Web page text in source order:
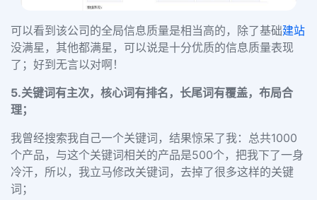
可以看到该公司的全局信息质量是相当高的，除了基础建站
没满星，其他都满星，可以说是十分优质的信息质量表现
了；好到无言以对啊！
5.关键词有主次，核心词有排名，长尾词有覆盖，布局合
理；
我曾经搜索我自己一个关键词，结果惊呆了我：总共1000
个产品，与这个关键词相关的产品是500个，把我下了一身
冷汗，所以，我立马修改关键词，去掉了很多这样的关键
词；